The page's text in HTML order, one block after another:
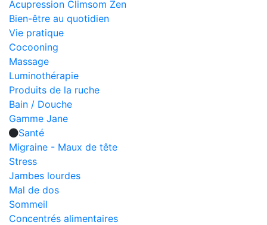
Acupression Climsom Zen
Bien-être au quotidien
Vie pratique
Cocooning
Massage
Luminothérapie
Produits de la ruche
Bain / Douche
Gamme Jane
Santé
Migraine - Maux de tête
Stress
Jambes lourdes
Mal de dos
Sommeil
Concentrés alimentaires